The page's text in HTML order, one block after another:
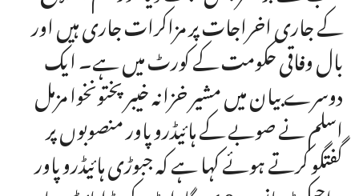
کے جاری اخراجات پر مزاکرات جاری ہیں اور
بال وفاقی حکومت کے کورٹ میں ہے۔ ایک
دوسرے بیان میں مشیر خزانہ خیبرپختونخوا مزمل
اسلم نے صوبے کے ہائیڈرو پاور منصوبوں پر
گفتگو کرتے ہوئے کہا ہے کہ جبوڑی ہائیڈرو پاور